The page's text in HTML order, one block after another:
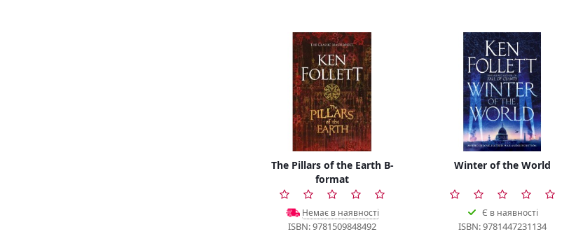
The Pillars of the Earth B-
format
Немає в наявності
ISBN: 9781509848492
Winter of the World
Є в наявності
ISBN: 9781447231134